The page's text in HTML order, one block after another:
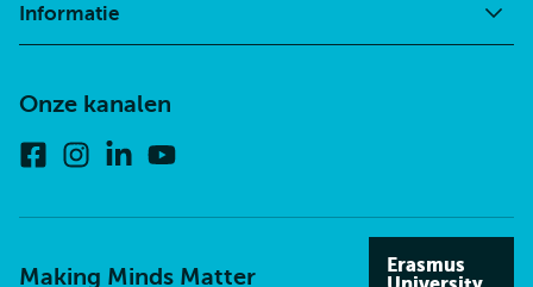
Informatie
Onze kanalen
FacebookInstagram
Linkedin
Making Minds Matter
Erasmus